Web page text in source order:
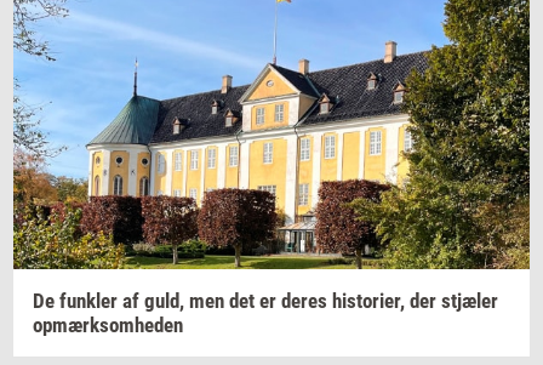
De funk­ler af guld, men det er deres hi­sto­ri­er, der stjæ­ler
op­mærk­som­he­den